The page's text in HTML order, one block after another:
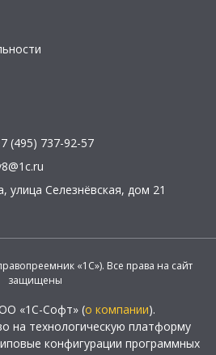
(495) 737-92-57
, улица Селезнёвская, дом 21
«1С»). Все права на сайт
защищены
«1С-Софт» (о компании).
на технологическую платформу
конфигурации программных